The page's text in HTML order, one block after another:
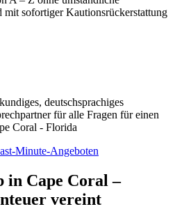
sofortiger Kautionsrückerstattung
deutschsprachiges
für alle Fragen für einen
Coral - Florida
Minute-Angeboten
Cape Coral –
vereint